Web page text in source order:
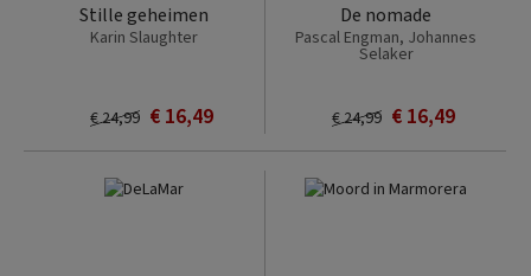
Stille geheimen
Karin Slaughter
€ 16,49
€ 24,99
De nomade
Pascal Engman, Johannes
Selaker
€ 16,49
€ 24,99